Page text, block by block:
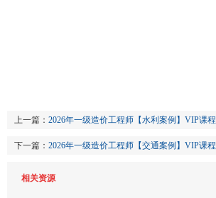
上一篇： 2026年一级造价工程师【水利案例】VIP课程
下一篇： 2026年一级造价工程师【交通案例】VIP课程
相关资源